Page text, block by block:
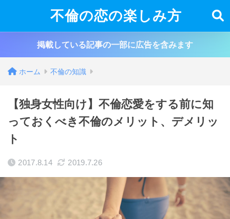
不倫の恋の楽しみ方
掲載している記事の一部に広告を含みます
ホーム 不倫の知識
【独身女性向け】不倫恋愛をする前に知
っておくべき不倫のメリット、デメリッ
ト
2017.8.14 2019.7.26